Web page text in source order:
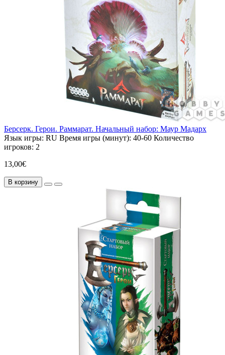
Берсерк. Герои. Раммарат. Начальный набор: Маур Мадарх
Язык игры: RU Время игры (минут): 40-60 Количество
игроков: 2
13,00€
В корзину